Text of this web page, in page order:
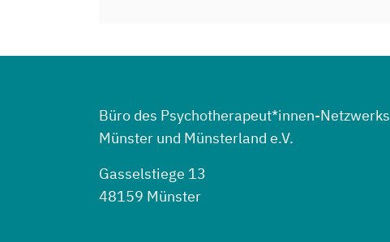
Büro des Psychotherapeut*innen-Netzwerks
Münster und Münsterland e.V.
Gasselstiege 13
48159 Münster